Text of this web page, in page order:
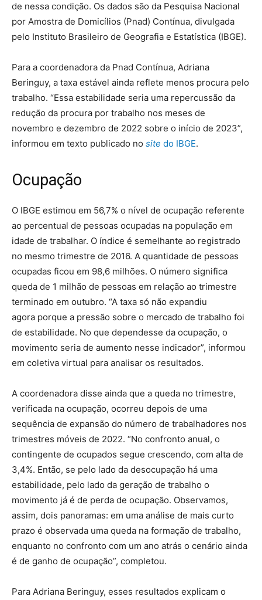
de nessa condição. Os dados são da Pesquisa Nacional
por Amostra de Domicílios (Pnad) Contínua, divulgada
pelo Instituto Brasileiro de Geografia e Estatística (IBGE).
Para a coordenadora da Pnad Contínua, Adriana
Beringuy, a taxa estável ainda reflete menos procura pelo
trabalho. “Essa estabilidade seria uma repercussão da
redução da procura por trabalho nos meses de
novembro e dezembro de 2022 sobre o início de 2023”,
informou em texto publicado no site do IBGE.
Ocupação
O IBGE estimou em 56,7% o nível de ocupação referente
ao percentual de pessoas ocupadas na população em
idade de trabalhar. O índice é semelhante ao registrado
no mesmo trimestre de 2016. A quantidade de pessoas
ocupadas ficou em 98,6 milhões. O número significa
queda de 1 milhão de pessoas em relação ao trimestre
terminado em outubro. “A taxa só não expandiu
agora porque a pressão sobre o mercado de trabalho foi
de estabilidade. No que dependesse da ocupação, o
movimento seria de aumento nesse indicador”, informou
em coletiva virtual para analisar os resultados.
A coordenadora disse ainda que a queda no trimestre,
verificada na ocupação, ocorreu depois de uma
sequência de expansão do número de trabalhadores nos
trimestres móveis de 2022. “No confronto anual, o
contingente de ocupados segue crescendo, com alta de
3,4%. Então, se pelo lado da desocupação há uma
estabilidade, pelo lado da geração de trabalho o
movimento já é de perda de ocupação. Observamos,
assim, dois panoramas: em uma análise de mais curto
prazo é observada uma queda na formação de trabalho,
enquanto no confronto com um ano atrás o cenário ainda
é de ganho de ocupação”, completou.
Para Adriana Beringuy, esses resultados explicam o